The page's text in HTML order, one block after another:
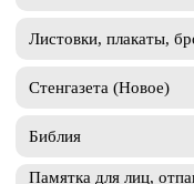
Листовки, плакаты,
Стенгазета (Новое)
Библия
Памятка для лиц,